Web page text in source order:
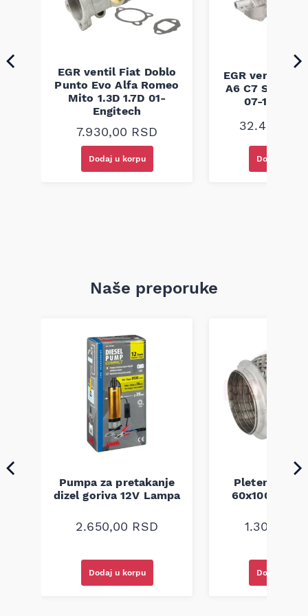
EGR ventil Fiat Doblo
Punto Evo Alfa Romeo
Mito 1.3D 1.7D 01-
Engitech
7.930,00 RSD
Dodaj u korpu
EGR ventil
A6 C7 Seat
07-18
32.460,00
Dodaj u
Naše preporuke
Pumpa za pretakanje
dizel goriva 12V Lampa
2.650,00 RSD
Dodaj u korpu
Pletenica
60x100
1.300,00
Dodaj u